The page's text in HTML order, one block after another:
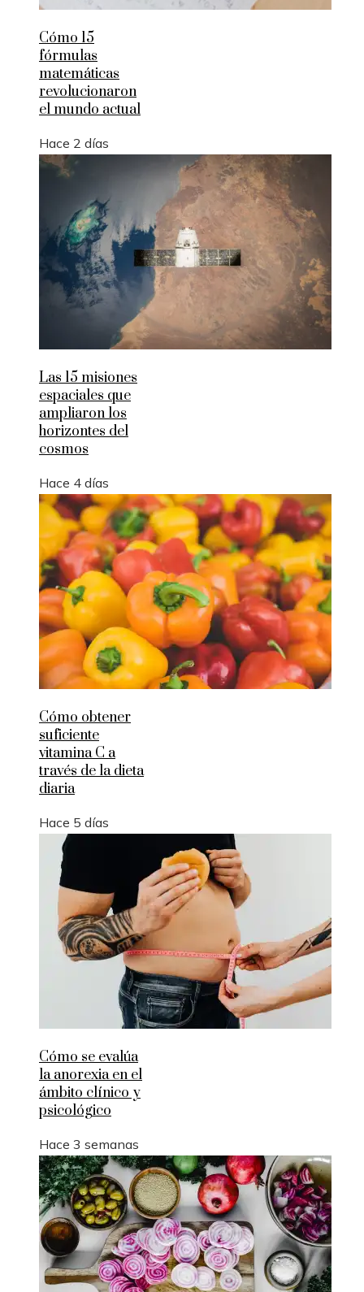
Cómo 15
fórmulas
matemáticas
revolucionaron
el mundo actual
Hace 2 días
Las 15 misiones
espaciales que
ampliaron los
horizontes del
cosmos
Hace 4 días
Cómo obtener
suficiente
vitamina C a
través de la dieta
diaria
Hace 5 días
Cómo se evalúa
la anorexia en el
ámbito clínico y
psicológico
Hace 3 semanas